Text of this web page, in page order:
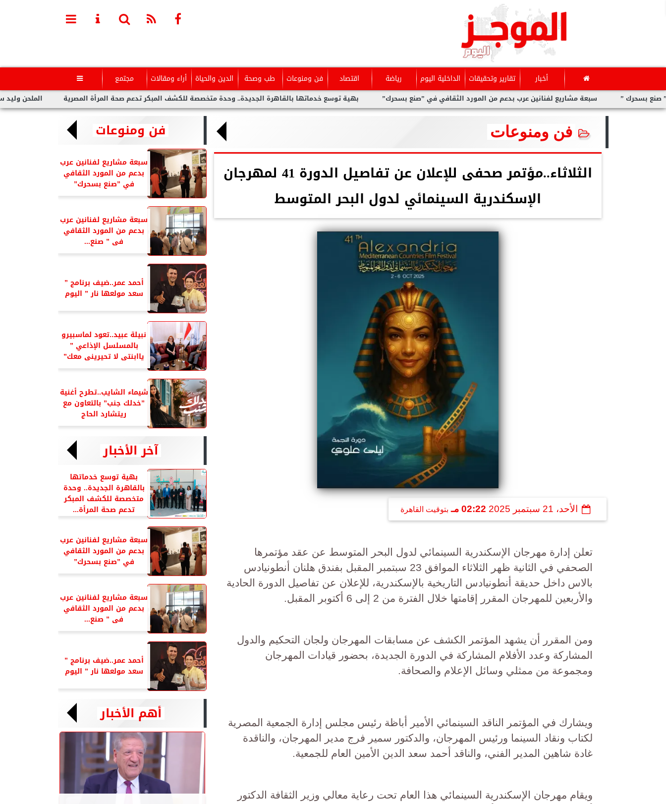
أخبار تقارير وتحقيقات الداخلية اليوم رياضة اقتصاد فن ومنوعات طب وصحة الدين والحياة أراء ومقالات مجتمع 
الملحن وليد سعد : بهية توسع خدماتها بالقاهرة الجديدة.. وحدة متخصصة للكشف المبكر تدعم صحة المرأة المصرية سبعة مشاريع لفنانين عرب بدعم من المورد الثقافي في ”صنع بسحرك” ”
فن ومنوعات
الثلاثاء..مؤتمر صحفى للإعلان عن تفاصيل الدورة 41 لمهرجان
الإسكندرية السينمائي لدول البحر المتوسط
الأحد، 21 سبتمبر 2025 02:22 مـ بتوقيت القاهرة
تعلن إدارة مهرجان الإسكندرية السينمائي لدول البحر المتوسط عن عقد مؤتمرها
الصحفي في الثانية ظهر الثلاثاء الموافق 23 سبتمبر المقبل بفندق هلنان أنطونيادس
بالاس داخل حديقة أنطونيادس التاريخية بالإسكندرية، للإعلان عن تفاصيل الدورة الحادية
والأربعين للمهرجان المقرر إقامتها خلال الفترة من 2 إلى 6 أكتوبر المقبل.
ومن المقرر أن يشهد المؤتمر الكشف عن مسابقات المهرجان ولجان التحكيم والدول
المشاركة وعدد الأفلام المشاركة في الدورة الجديدة، بحضور قيادات المهرجان
ومجموعة من ممثلي وسائل الإعلام والصحافة.
ويشارك في المؤتمر الناقد السينمائي الأمير أباظة رئيس مجلس إدارة الجمعية المصرية
لكتاب ونقاد السينما ورئيس المهرجان، والدكتور سمير فرج مدير المهرجان، والناقدة
غادة شاهين المدير الفني، والناقد أحمد سعد الدين الأمين العام للجمعية.
ويقام مهرجان الإسكندرية السينمائي هذا العام تحت رعاية معالي وزير الثقافة الدكتور
فن ومنوعات
سبعة مشاريع لفنانين عرب
بدعم من المورد الثقافي
في ”صنع بسحرك”
سبعة مشاريع لفنانين عرب
بدعم من المورد الثقافي
فى ” صنع...
أحمد عمر..ضيف برنامج ”
سعد مولعها نار ” اليوم
نبيلة عبيد..تعود لماسبيرو
بالمسلسل الإذاعي ”
ياابنتى لا تحيرينى معك”
شيماء الشايب..تطرح أغنية
”خدلك جنب” بالتعاون مع
ريتشارد الحاج
آخر الأخبار
بهية توسع خدماتها
بالقاهرة الجديدة.. وحدة
متخصصة للكشف المبكر
تدعم صحة المرأة...
سبعة مشاريع لفنانين عرب
بدعم من المورد الثقافي
في ”صنع بسحرك”
سبعة مشاريع لفنانين عرب
بدعم من المورد الثقافي
فى ” صنع...
أحمد عمر..ضيف برنامج ”
سعد مولعها نار ” اليوم
أهم الأخبار